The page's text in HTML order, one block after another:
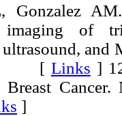
Gonzalez
imaging of
[ Links ]
Breast
]